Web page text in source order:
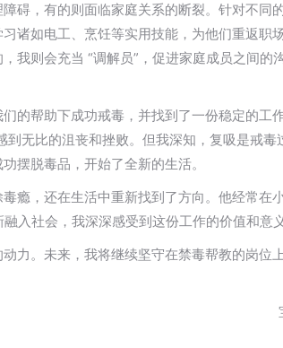
碍，有的则面临家庭关系的断裂。针对不同
诸如电工、烹饪等实用技能，为他们重返职
我则会充当 “调解员”，促进家庭成员之间的
的帮助下成功戒毒，并找到了一份稳定的工
无比的沮丧和挫败。但我深知，复吸是戒毒
摆脱毒品，开始了全新的生活。
瘾，还在生活中重新找到了方向。他经常在
入社会，我深深感受到这份工作的价值和意义
力。未来，我将继续坚守在禁毒帮教的岗位